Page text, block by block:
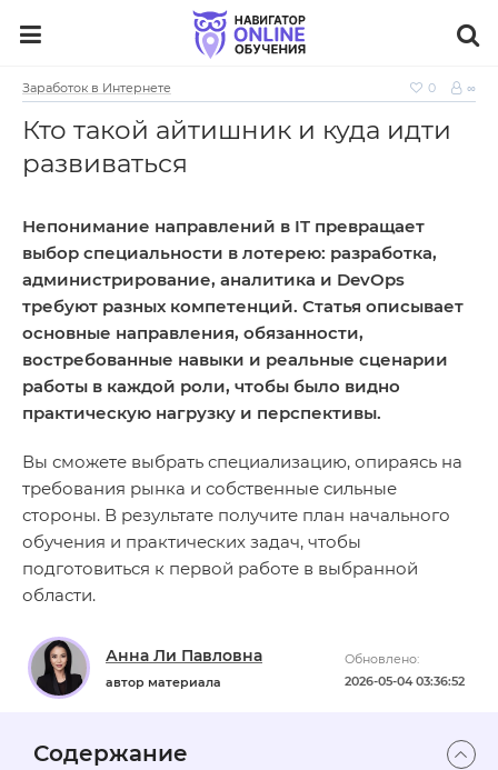
Заработок в Интернете 0 ∞
Кто такой айтишник и куда идти
развиваться
Непонимание направлений в IT превращает
выбор специальности в лотерею: разработка,
администрирование, аналитика и DevOps
требуют разных компетенций. Статья описывает
основные направления, обязанности,
востребованные навыки и реальные сценарии
работы в каждой роли, чтобы было видно
практическую нагрузку и перспективы.
Вы сможете выбрать специализацию, опираясь на
требования рынка и собственные сильные
стороны. В результате получите план начального
обучения и практических задач, чтобы
подготовиться к первой работе в выбранной
области.
Обновлено:
2026-05-04 03:36:52
Анна Ли Павловна
автор материала
Содержание